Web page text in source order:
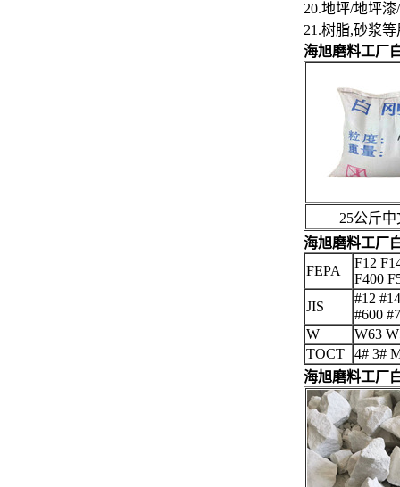
20.地坪/地坪
21.树脂,砂浆
海旭磨料工厂
25公斤中
海旭磨料工厂
FEPA
F12
F400
JIS
#12
#600
W
W63
TOCT
4# 3#
海旭磨料工厂